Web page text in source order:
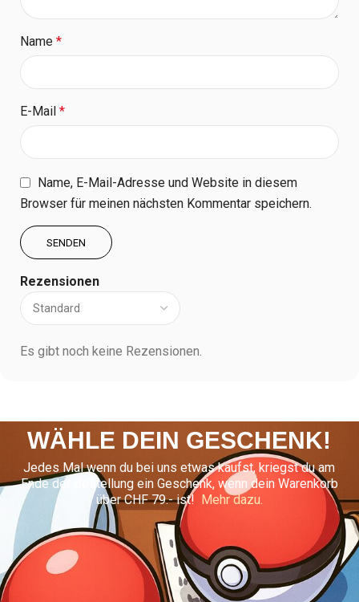
Rezensionen
Es gibt noch keine Rezensionen.
Name *
E-Mail *
Name, E-Mail-Adresse und Website in diesem
Browser für meinen nächsten Kommentar speichern.
WÄHLE DEIN GESCHENK!
Jedes Mal wenn du bei uns etwas kaufst, kriegst du am
Ende der Bestellung ein Geschenk, wenn dein Warenkorb
über CHF 79.- ist! Mehr dazu.